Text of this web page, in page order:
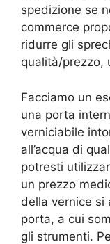
spedizione se
commerce
ridurre gli
qualità/prezzo,
Facciamo un
una porta
verniciabile
all’acqua di
potresti
un prezzo
della vernice si
porta, a cui
gli strumenti.